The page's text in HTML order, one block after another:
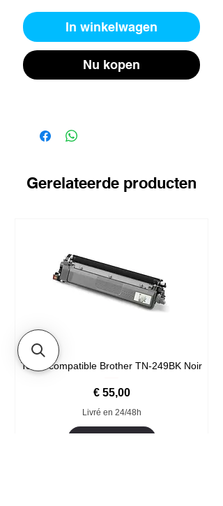
In winkelwagen
Nu kopen
Gerelateerde producten
Toner compatible Brother TN-249BK Noir
Prijs
€ 55,00
Livré en 24/48h